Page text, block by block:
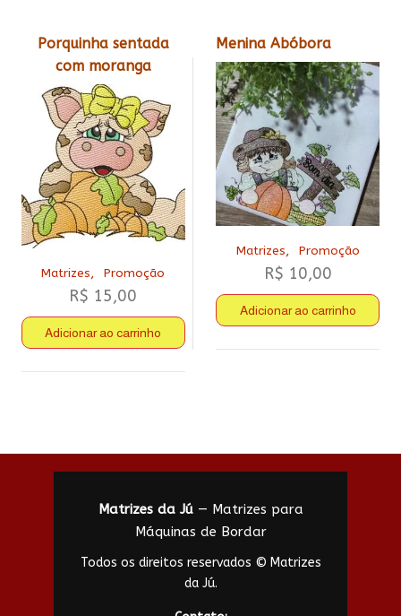
Porquinha sentada
com moranga
Matrizes, Promoção
R$ 15,00
Adicionar ao carrinho
Menina Abóbora
Matrizes, Promoção
R$ 10,00
Adicionar ao carrinho
Matrizes da Jú— Matrizes para
Máquinas de Bordar
Todos os direitos reservados © Matrizes
da Jú.